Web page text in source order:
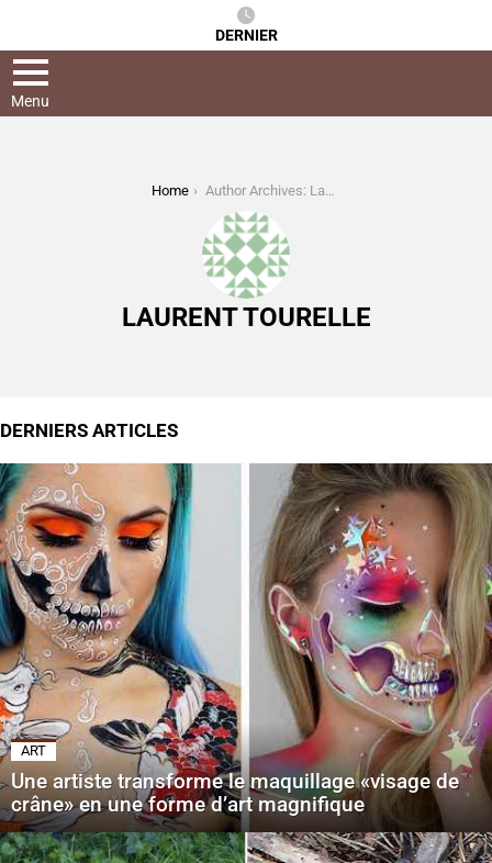
DERNIER
Menu
Home Author Archives: Laurent tourelle
LAURENT TOURELLE
DERNIERS ARTICLES
ART
Une artiste transforme le maquillage «visage de
crâne» en une forme d’art magnifique